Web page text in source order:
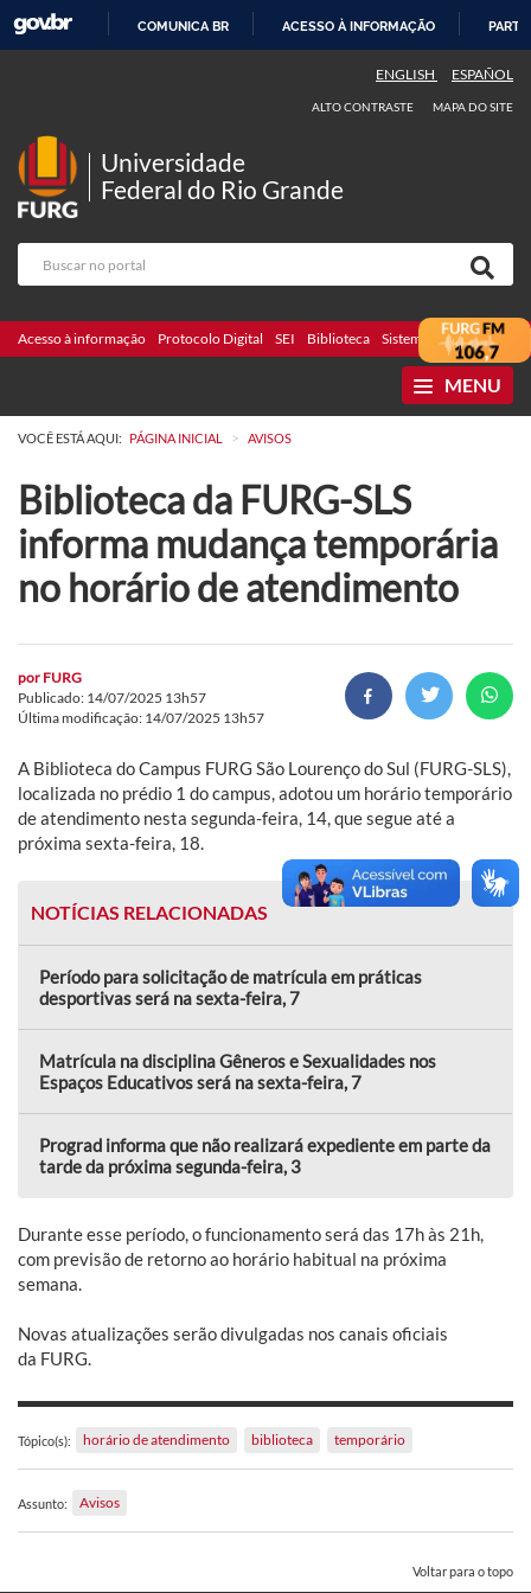
COMUNICA BR ACESSO À INFORMAÇÃO
ENGLISH ESPAÑOL
ALTO CONTRASTE MAPA DO SITE
Universidade
Federal do Rio Grande
Acesso à informação Protocolo Digital SEI Biblioteca Sistemas Webmail
MENU
VOCÊ ESTÁ AQUI: PÁGINA INICIAL > AVISOS
Biblioteca da FURG-SLS
informa mudança temporária
no horário de atendimento
por FURG
Publicado: 14/07/2025 13h57
Última modificação: 14/07/2025 13h57
A Biblioteca do Campus FURG São Lourenço do Sul (FURG-SLS),
localizada no prédio 1 do campus, adotou um horário temporário
de atendimento nesta segunda-feira, 14, que segue até a
próxima sexta-feira, 18.
NOTÍCIAS RELACIONADAS
Período para solicitação de matrícula em práticas
desportivas será na sexta-feira, 7
Matrícula na disciplina Gêneros e Sexualidades nos
Espaços Educativos será na sexta-feira, 7
Prograd informa que não realizará expediente em parte da
tarde da próxima segunda-feira, 3
Durante esse período, o funcionamento será das 17h às 21h,
com previsão de retorno ao horário habitual na próxima
semana.
Novas atualizações serão divulgadas nos canais oficiais
da FURG.
Tópico(s): horário de atendimento biblioteca temporário
Assunto: Avisos
Voltar para o topo